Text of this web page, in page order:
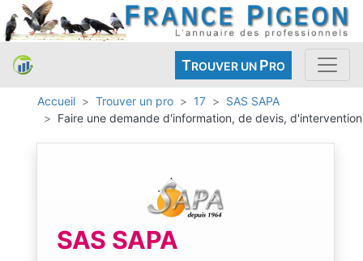
TROUVER UN PRO
Accueil Trouver un pro 17
SAS SAPA
Faire une demande d'information, de devis, d'intervention
SAS SAPA